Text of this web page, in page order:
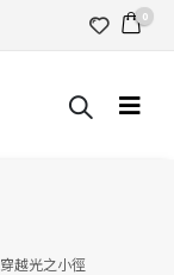
0
穿越光之小徑